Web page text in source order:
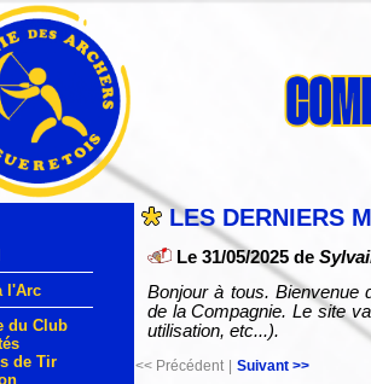
l'Arc
du Club
de Tir
LES DERNIERS
Le 31/05/2025 de
Bonjour à tous. Bienvenue
de la Compagnie. Le site
utilisation, etc...).
<< Précédent Suivant >>